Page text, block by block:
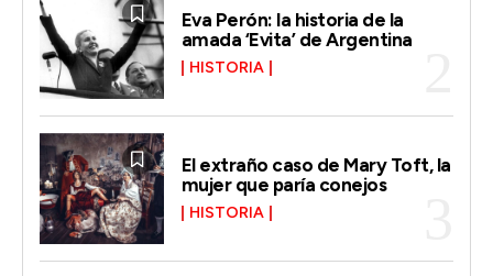
Eva Perón: la historia de la
amada ‘Evita’ de Argentina
HISTORIA
El extraño caso de Mary Toft, la
mujer que paría conejos
HISTORIA